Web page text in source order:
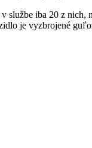
službe iba 20 z nich,
je vyzbrojené